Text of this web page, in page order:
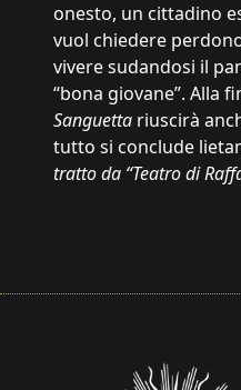
onesto, un cittadino
vuol chiedere
vivere sudandosi il
“bona giovane”. Alla
Sanguetta riuscirà
tutto si conclude
tratto da “Teatro di